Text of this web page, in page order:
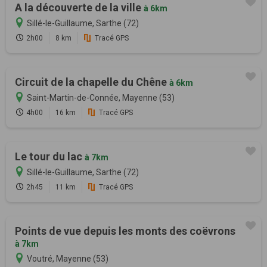
A la découverte de la ville à 6km
Sillé-le-Guillaume, Sarthe (72)
2h00 8 km Tracé GPS
Circuit de la chapelle du Chêne à 6km
Saint-Martin-de-Connée, Mayenne (53)
4h00 16 km Tracé GPS
Le tour du lac à 7km
Sillé-le-Guillaume, Sarthe (72)
2h45 11 km Tracé GPS
Points de vue depuis les monts des coëvrons
à 7km
Voutré, Mayenne (53)